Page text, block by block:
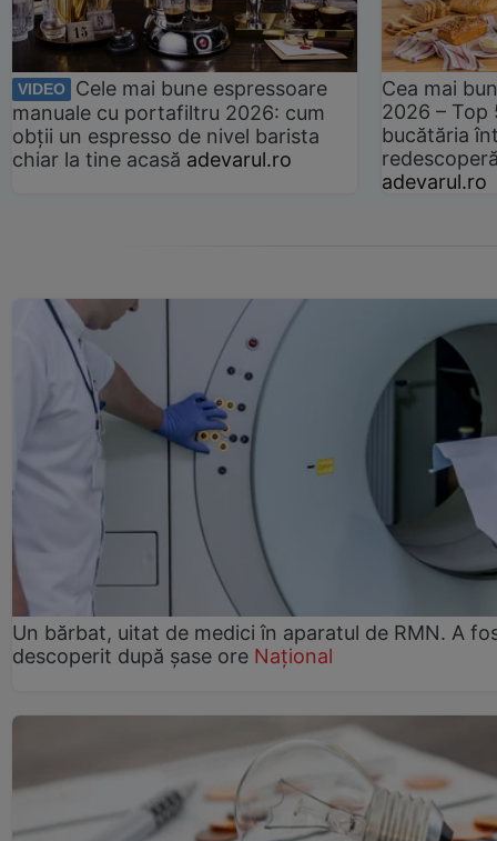
VIDEO
Cele mai bune espressoare
manuale cu portafiltru 2026: cum
obții un espresso de nivel barista
chiar la tine acasă adevarul.ro
Cea mai
2026 –
bucătăria
adevarul.ro
Un bărbat, uitat de medici în aparatul de RMN. A
descoperit după șase ore Național